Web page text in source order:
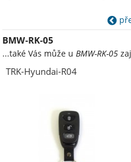
BMW-RK-05
...také Vás může u BMW-RK-05
TRK-Hyundai-R04